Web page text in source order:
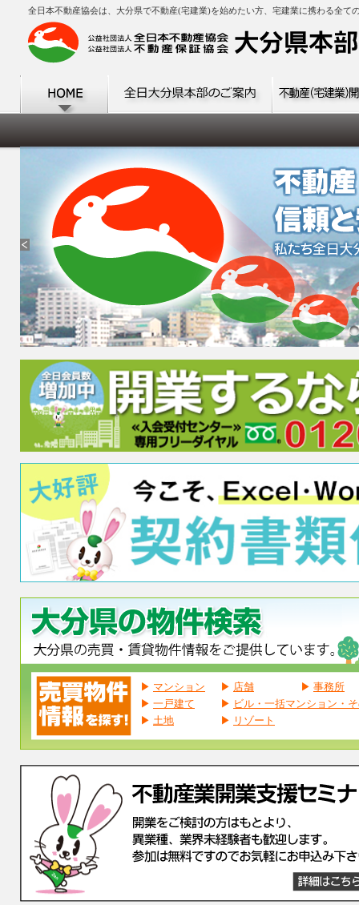
全日本不動産協会は、大分県で不動産(宅建業)を始めたい方、宅建業に携わる全
▶ マンション ▶ 店舗 ▶ 事務所
▶ 一戸建て ▶ ビル・一括マンション・
▶ 土地 ▶ リゾート